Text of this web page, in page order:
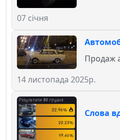
07 січня
14 листопада 2025р.
Продаж
Слова